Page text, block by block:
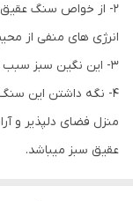
۲- از خواص سنگ
انرژی های منفی از
۳- این نگین سبز سبب کاهش خشم و تقویت حسن نیت می گردد.
۴- نگه داشتن این
منزل فضای دلپذیر و
عقیق سبز میباشد.